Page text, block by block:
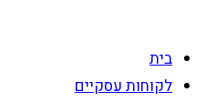
בית
לקוחות עסקיים